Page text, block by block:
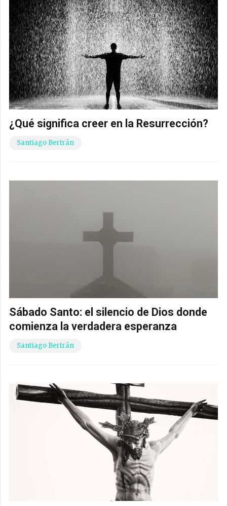
¿Qué significa creer en la Resurrección?
Santiago Bertrán
Sábado Santo: el silencio de Dios donde
comienza la verdadera esperanza
Santiago Bertrán